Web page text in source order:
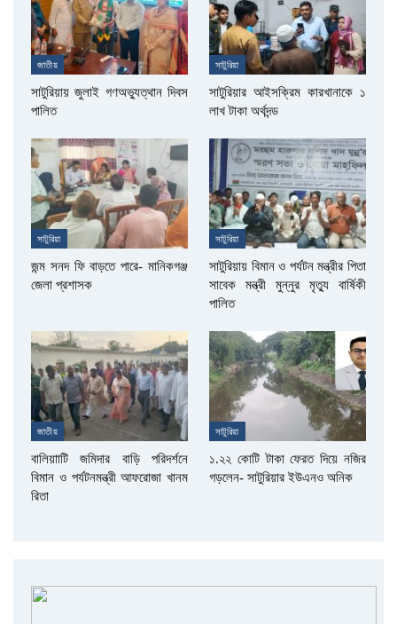
জাতীয়
সাটুরিয়ায় জুলাই গণঅভ্যুত্থান দিবস
পালিত
সাটুরিয়া
সাটুরিয়ার আইসক্রিম কারখানাকে ১
লাখ টাকা অর্থদন্ড
সাটুরিয়া
জন্ম সনদ ফি বাড়তে পারে- মানিকগঞ্জ
জেলা প্রশাসক
সাটুরিয়া
সাটুরিয়ায় বিমান ও পর্যটন মন্ত্রীর পিতা
সাবেক মন্ত্রী মুন্নুর মৃত্যু বার্ষিকী
পালিত
জাতীয়
বালিয়াাটি জমিদার বাড়ি পরিদর্শনে
বিমান ও পর্যটনমন্ত্রী আফরোজা খানম
রিতা
সাটুরিয়া
১.২২ কোটি টাকা ফেরত দিয়ে নজির
গড়লেন- সাটুরিয়ার ইউএনও অনিক